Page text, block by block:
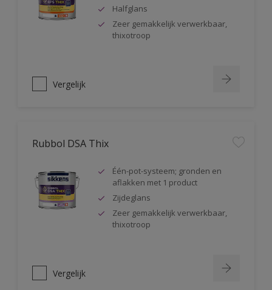
Halfglans
Zeer gemakkelijk verwerkbaar,
thixotroop
Vergelijk
Rubbol DSA Thix
Één-pot-systeem; gronden en
aflakken met 1 product
Zijdeglans
Zeer gemakkelijk verwerkbaar,
thixotroop
Vergelijk